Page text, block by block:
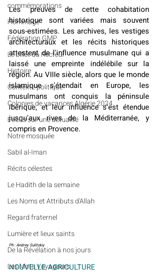
commémorations
Hommage
Fédération GMP
Le billet du Recteur
Histoire
Contexte politique
Colonies de vacances Algérie 2024
​​Focus sur une actualité
Notre mosquée
Sabil al-Iman
Récits célestes
Le Hadith de la semaine
Les Noms et Attributs d'Allah
Regard fraternel
Lumière et lieux saints
De la Révélation à nos jours
Les Mots Voyageurs
Les preuves de cette cohabitation
historique sont variées mais souvent
sous-estimées. Les archives, les vestiges
architecturaux et les récits historiques
attestent de l'influence musulmane qui a
laissé une empreinte indélébile sur la
région. Au VIIIe siècle, alors que le monde
islamique s'étendait en Europe, les
musulmans ont conquis la péninsule
ibérique, et leur influence s'est étendue
jusqu'aux rives de la Méditerranée, y
compris en Provence.
Ph : Andrey Sulitskiy
NOUVELLE AGRICULTURE